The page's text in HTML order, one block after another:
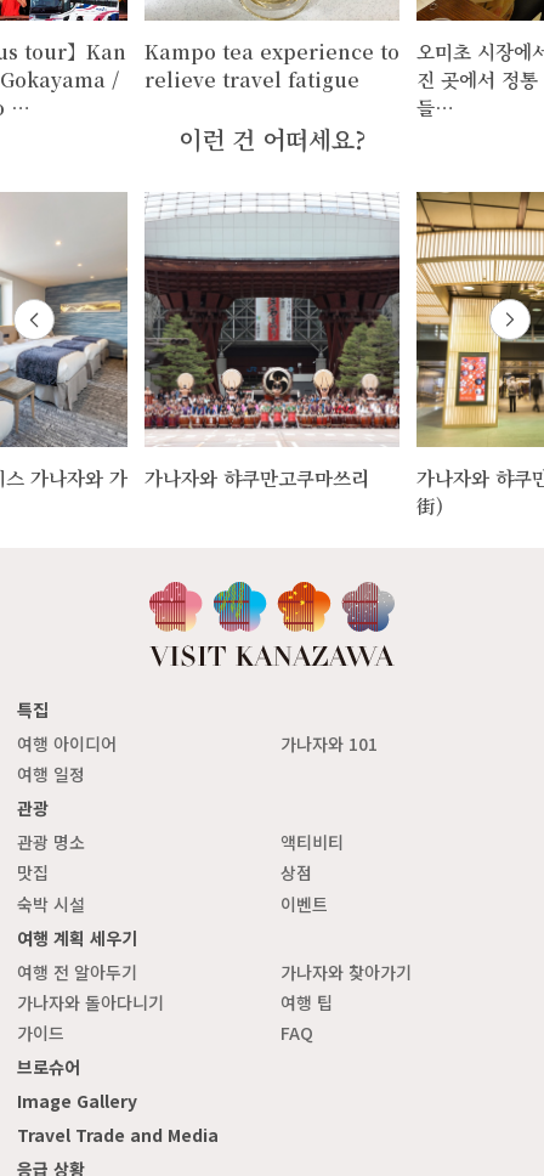
tour】Kan
/
…
Kampo tea experience to
relieve travel fatigue
오미초 시장에
진 곳에서 정
들…
이런 건 어떠세요?
가나자와 가 가나자와 햐쿠만고쿠마쓰리
가나자와 햐쿠
街)
특집
여행 아이디어
가나자와 101
여행 일정
관광
관광 명소
액티비티
맛집
상점
숙박 시설
이벤트
여행 계획 세우기
여행 전 알아두기
가나자와 찾아가기
가나자와 돌아다니기
여행 팁
가이드
FAQ
브로슈어
Image Gallery
Travel Trade and Media
응급 상황